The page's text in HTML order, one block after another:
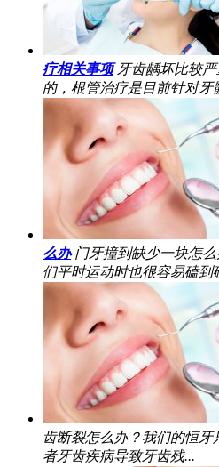
疗相关事项 牙齿龋坏比较
的，根管治疗是目前针对牙
么办 门牙撞到缺少一块怎
们平时运动时也很容易磕到
齿断裂怎么办？我们的恒
者牙齿疾病导致牙齿残...